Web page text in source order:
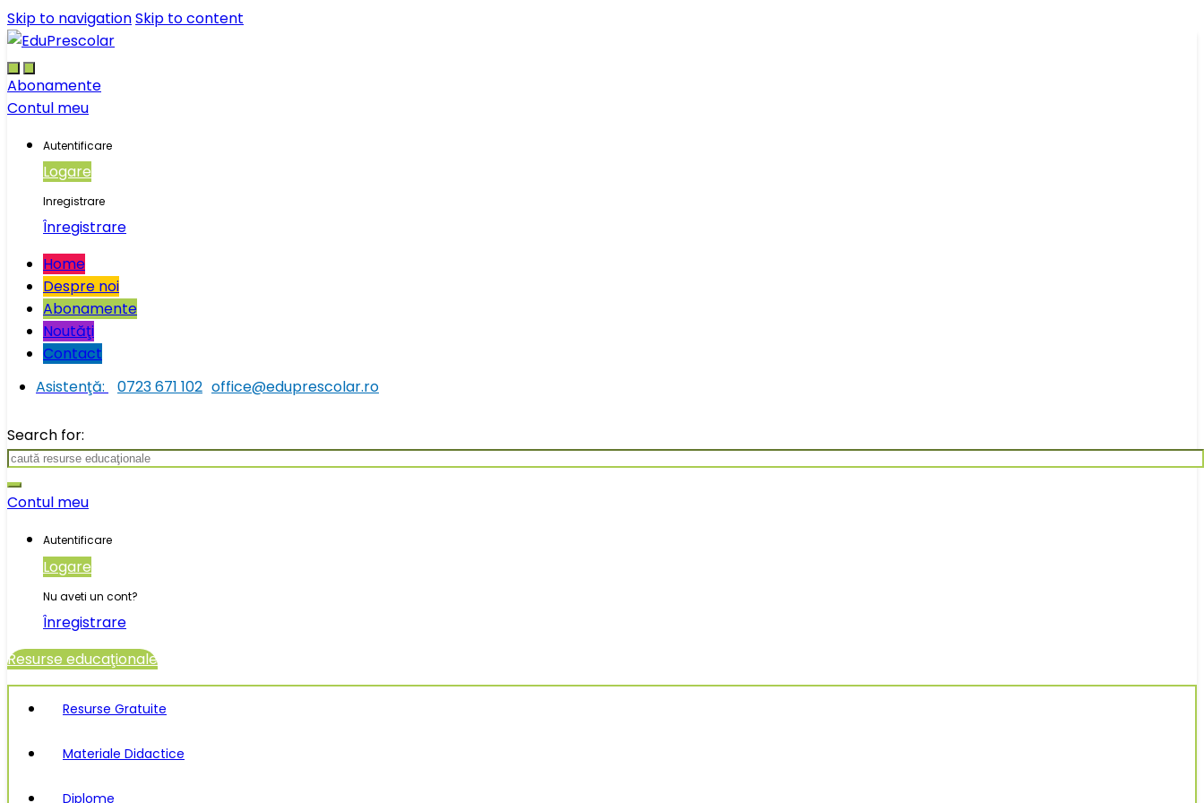
Skip to navigationSkip to content
Abonamente
Contul meu
Autentificare
Logare
Inregistrare
Înregistrare
Home
Despre noi
Abonamente
Noutăţi
Contact
Asistenţă:
0723 671 102 office@eduprescolar.ro
Search for:
Contul meu
Autentificare
Logare
Nu aveti un cont?
Înregistrare
Resurse educaţionale
Resurse Gratuite
Materiale Didactice
Diplome